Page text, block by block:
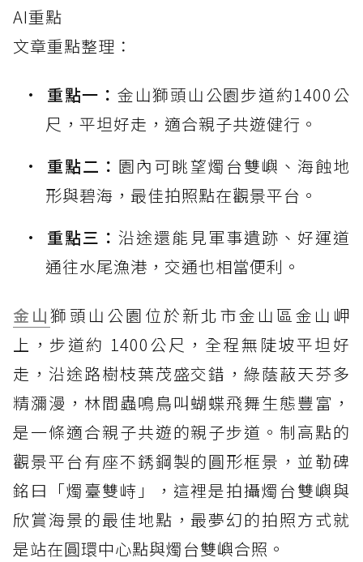
AI重點
文章重點整理：
重點一： 金山獅頭山公園步道約1400公
尺，平坦好走，適合親子共遊健行。
重點二： 園內可眺望燭台雙嶼、海蝕地
形與碧海，最佳拍照點在觀景平台。
重點三：沿途還能見軍事遺跡、好運道
通往水尾漁港，交通也相當便利。
金山獅頭山公園位於新北市金山區金山岬
上，步道約 1400公尺，全程無陡坡平坦好
走，沿途路樹枝葉茂盛交錯，綠蔭蔽天芬多
精瀰漫，林間蟲鳴鳥叫蝴蝶飛舞生態豐富，
是一條適合親子共遊的親子步道。制高點的
觀景平台有座不銹鋼製的圓形框景，並勒碑
銘曰「燭臺雙峙」，這裡是拍攝燭台雙嶼與
欣賞海景的最佳地點，最夢幻的拍照方式就
是站在圓環中心點與燭台雙嶼合照。